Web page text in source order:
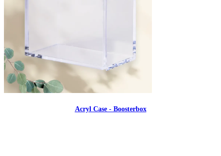
Acryl Case - Boosterbox